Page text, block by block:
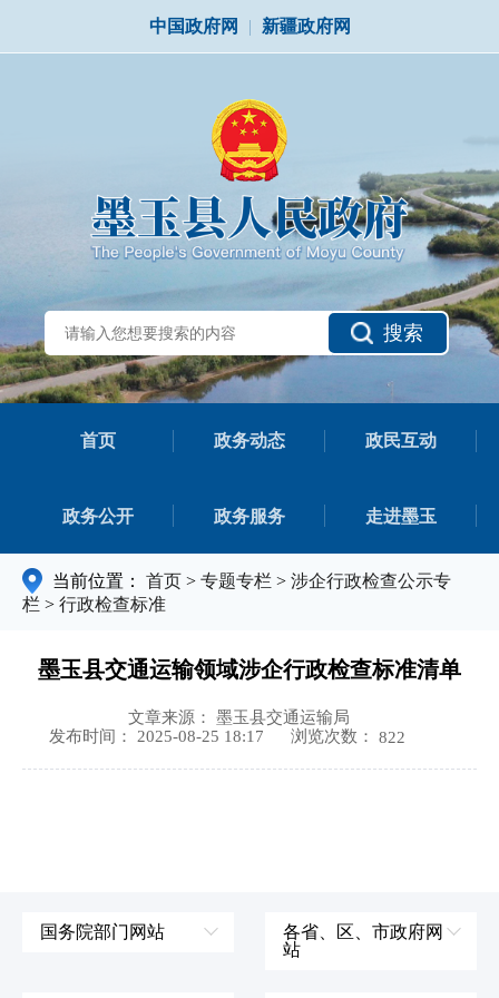
中国政府网 | 新疆政府网
搜索
首页 政务动态 政民互动
政务公开 政务服务 走进墨玉
当前位置： 首页 > 专题专栏 > 涉企行政检查公示专
栏 > 行政检查标准
墨玉县交通运输领域涉企行政检查标准清单
文章来源： 墨玉县交通运输局
发布时间： 2025-08-25 18:17
浏览次数： 822
国务院部门网站
各省、区、市政府网
站